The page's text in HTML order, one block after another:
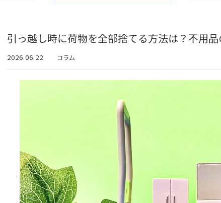
引っ越し時に荷物を全部捨てる方法は？不用
2026.06.22 コラム